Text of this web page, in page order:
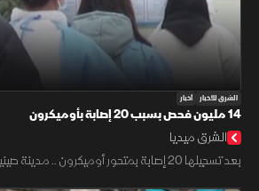
الشرق للأخبار أخبار
14 مليون فحص بسبب 20 إصابة بأوميكرون
الشرق ميديا
بعد تسجيلها 20 إصابة بمتحور أوميكرون .. مدينة صينية تُخضع سكا